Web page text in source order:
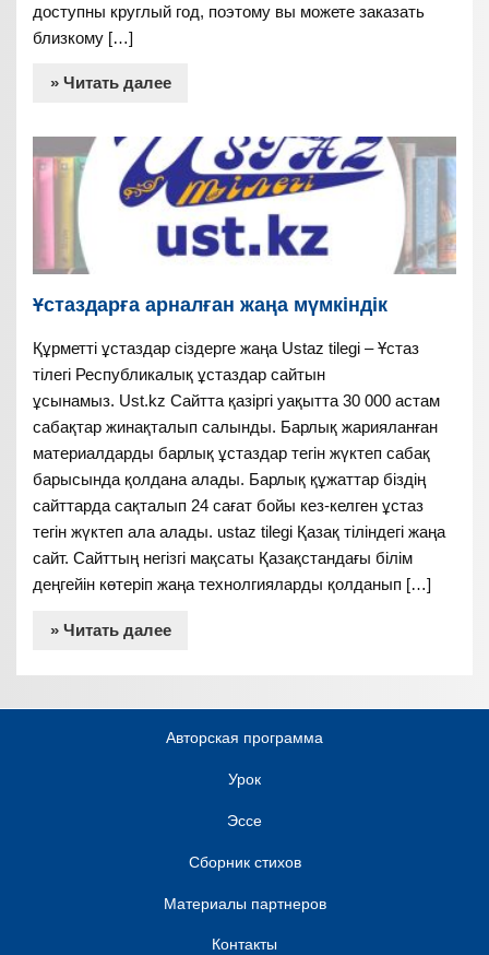
доступны круглый год, поэтому вы можете заказать
близкому […]
» Читать далее
Ұстаздарға арналған жаңа мүмкіндік
Құрметті ұстаздар сіздерге жаңа Ustaz tilegi – Ұстаз
тілегі Республикалық ұстаздар сайтын
ұсынамыз. Ust.kz Сайтта қазіргі уақытта 30 000 астам
сабақтар жинақталып салынды. Барлық жарияланған
материалдарды барлық ұстаздар тегін жүктеп сабақ
барысында қолдана алады. Барлық құжаттар біздің
сайттарда сақталып 24 сағат бойы кез-келген ұстаз
тегін жүктеп ала алады. ustaz tilegi Қазақ тіліндегі жаңа
сайт. Сайттың негізгі мақсаты Қазақстандағы білім
деңгейін көтеріп жаңа технолгияларды қолданып […]
» Читать далее
Авторская программа
Урок
Эссе
Сборник стихов
Материалы партнеров
Контакты